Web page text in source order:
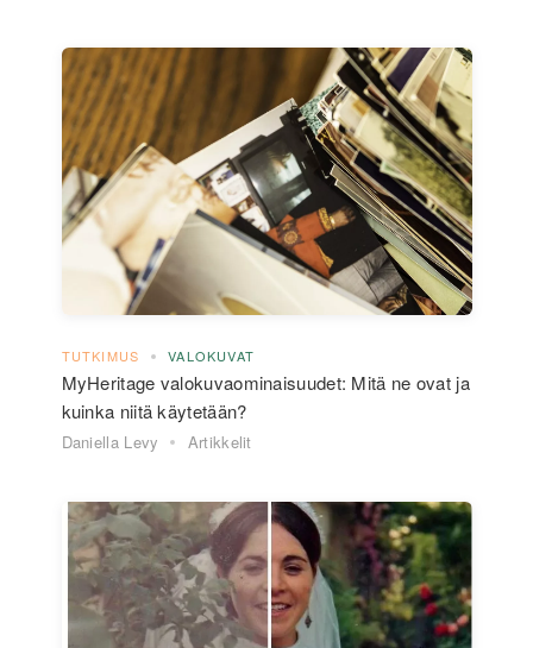
TUTKIMUS VALOKUVAT
MyHeritage valokuvaominaisuudet: Mitä ne ovat ja
kuinka niitä käytetään?
Daniella Levy Artikkelit